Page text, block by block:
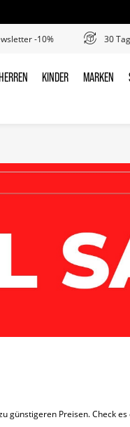
-10% 30
HERREN KINDER
KINDER MARKEN
MARKEN
günstigeren Preisen. Check